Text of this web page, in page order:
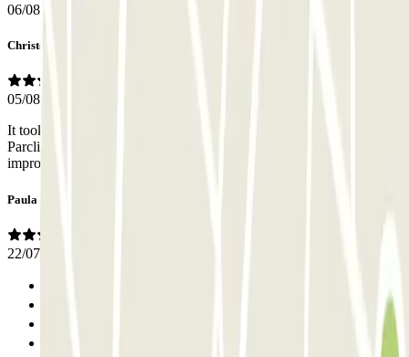
06/08/2026
Christos
05/08/2026
It took them about 6 to 7 minutes to figure out what to do with my
Parclick reservation while I was in a hurry. They can definitely
improve on this, it will save customers a lot of time.
Paula
22/07/2026